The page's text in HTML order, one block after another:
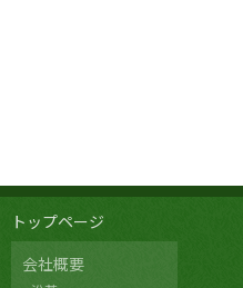
トップページ
会社概要